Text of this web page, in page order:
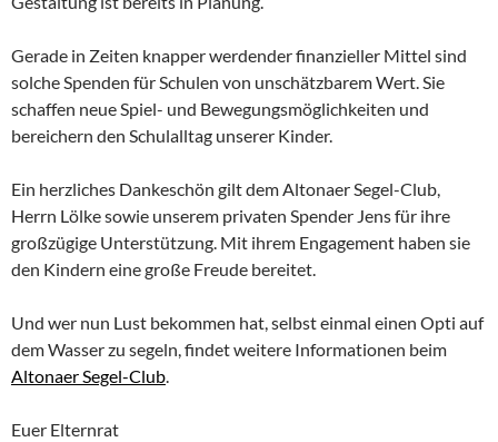
Gerade in Zeiten knapper werdender finanzieller Mittel sind
solche Spenden für Schulen von unschätzbarem Wert. Sie
schaffen neue Spiel- und Bewegungsmöglichkeiten und
bereichern den Schulalltag unserer Kinder.
Ein herzliches Dankeschön gilt dem Altonaer Segel-Club,
Herrn Lölke sowie unserem privaten Spender Jens für ihre
großzügige Unterstützung. Mit ihrem Engagement haben sie
den Kindern eine große Freude bereitet.
Und wer nun Lust bekommen hat, selbst einmal einen Opti auf
dem Wasser zu segeln, findet weitere Informationen beim
Altonaer Segel-Club.
Euer Elternrat